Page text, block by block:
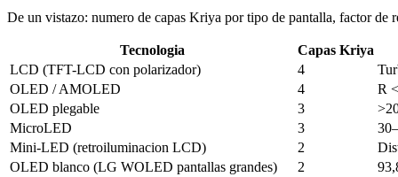
De un vistazo: numero de capas Kriya por tipo de pantalla, factor de
Tecnologia Capas Kriya
LCD (TFT-LCD con polarizador)
4
OLED / AMOLED
4 R
OLED plegable
3
MicroLED
3
Mini-LED (retroiluminacion LCD)
2
OLED blanco (LG WOLED pantallas grandes)
2